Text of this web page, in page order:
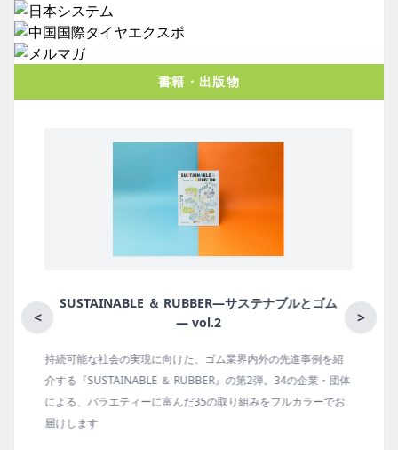
書籍・出版物
< >
月刊ラバーインダストリー／単品
ゴム報知新聞の姉妹誌。ゴム・エラストマー製品・市場分野別
の動向、新製品・技術、原材料動向、設備・機械の紹介、イン
タビュー、海外企業情報、統計などをコンパクトに掲載してい
ます。エッセイ（寄稿）も充実。